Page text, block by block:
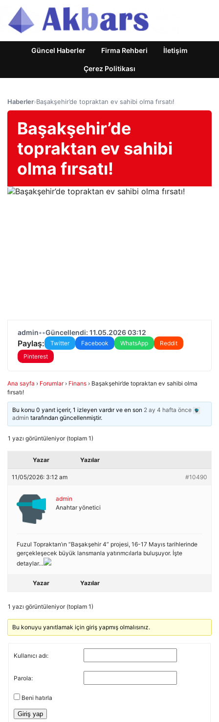
Güncel Haberler Firma Rehberi İletişim
Çerez Politikası
Haberler›Başakşehir’de topraktan ev sahibi olma fırsatı!
Başakşehir’de
topraktan ev sahibi
olma fırsatı!
admin••Güncellendi: 11.05.2026 03:12
Paylaş: Twitter Facebook WhatsApp
Reddit
Pinterest
Ana sayfa › Forumlar › Finans › Başakşehir’de topraktan ev sahibi olma
fırsatı!
Bu konu 0 yanıt içerir, 1 izleyen vardır ve en son 2 ay 4 hafta önce
admin tarafından güncellenmiştir.
1 yazı görüntüleniyor (toplam 1)
Yazar Yazılar
11/05/2026: 3:12 am #10490
admin
Anahtar yönetici
Fuzul Topraktan’ın “Başakşehir 4” projesi, 16-17 Mayıs tarihlerinde
gerçekleşecek büyük lansmanla yatırımcılarla buluşuyor. İşte
detaylar…
Yazar Yazılar
1 yazı görüntüleniyor (toplam 1)
Bu konuyu yanıtlamak için giriş yapmış olmalısınız.
Kullanıcı adı:
Parola:
Beni hatırla
Giriş yap